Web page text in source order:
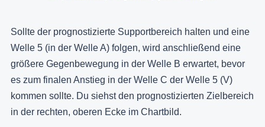
Sollte der prognostizierte Supportbereich halten und eine
Welle 5 (in der Welle A) folgen, wird anschließend eine
größere Gegenbewegung in der Welle B erwartet, bevor
es zum finalen Anstieg in der Welle C der Welle 5 (V)
kommen sollte. Du siehst den prognostizierten Zielbereich
in der rechten, oberen Ecke im Chartbild.